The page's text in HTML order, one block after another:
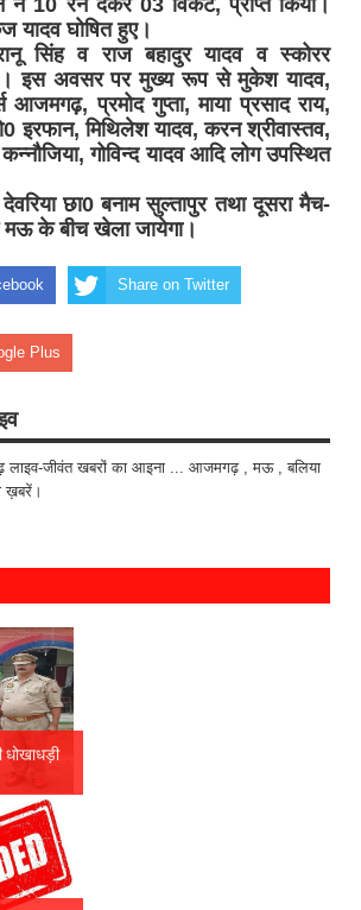
10 रन देकर 03 विकेट, प्राप्त किया।
घोषित हुए।
सिंह व राज बहादुर यादव व स्कोरर
इस अवसर पर मुख्य रूप से मुकेश यादव,
आजमगढ़, प्रमोद गुप्ता, माया प्रसाद राय,
इरफान, मिथिलेश यादव, करन श्रीवास्तव,
गोविन्द यादव आदि लोग उपस्थित
छा0 बनाम सुल्तापुर तथा दूसरा मैच-
मऊ के बीच खेला जायेगा।
Share on Twitter
Plus
जीवंत खबरों का आइना ... आजमगढ़ , मऊ , बलिया
ख़बरें।